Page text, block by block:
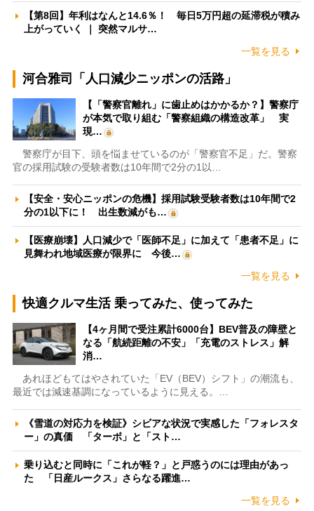
【第8回】年利はなんと14.6％！ 毎日5万円超の延滞税が積み
上がっていく ｜ 突然マルサ…
一覧を見る
河合雅司「人口減少ニッポンの活路」
【「警察官離れ」に歯止めはかかるか？】警察庁
が本気で取り組む「警察組織の構造改革」 実
現…
警察庁が目下、頭を悩ませているのが「警察官不足」だ。警察
官の採用試験の受験者数は10年間で2分の1以…
【安全・安心ニッポンの危機】採用試験受験者数は10年間で2
分の1以下に！ 出生数減がも…
【医療崩壊】人口減少で「医師不足」に加えて「患者不足」に
見舞われ地域医療が限界に 今後…
一覧を見る
快適クルマ生活 乗ってみた、使ってみた
【4ヶ月間で受注累計6000台】BEV普及の障壁と
なる「航続距離の不安」「充電のストレス」解
消…
あれほどもてはやされていた「EV（BEV）シフト」の潮流も、
最近では減速基調になっているように見える。…
《雪道の対応力を検証》シビアな状況で実感した「フォレスタ
ー」の真価 「ターボ」と「スト…
乗り込むと同時に「これが軽？」と戸惑うのには理由があっ
た 「日産ルークス」さらなる躍進…
一覧を見る